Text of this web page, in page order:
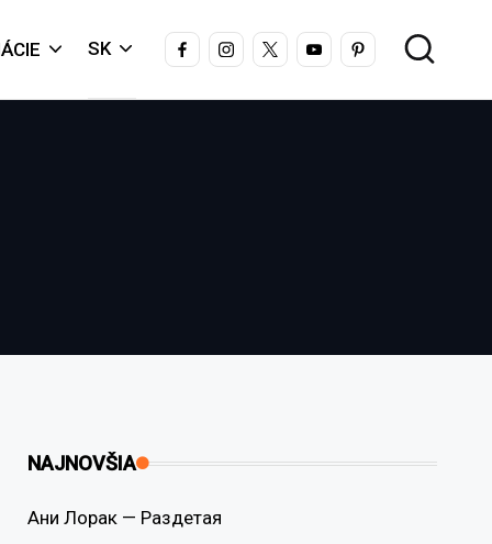
SK FACEBOOKINSTAGRAM
X YOUTUBEPINTEREST
NAJNOVŠIA
Ани Лорак — Раздетая